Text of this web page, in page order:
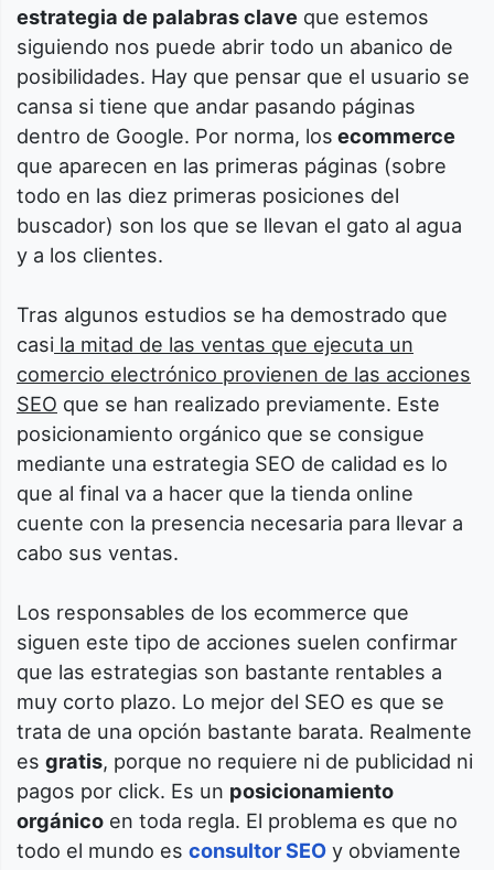
estrategia de palabras clave que estemos
siguiendo nos puede abrir todo un abanico de
posibilidades. Hay que pensar que el usuario se
cansa si tiene que andar pasando páginas
dentro de Google. Por norma, los ecommerce
que aparecen en las primeras páginas (sobre
todo en las diez primeras posiciones del
buscador) son los que se llevan el gato al agua
y a los clientes.
Tras algunos estudios se ha demostrado que
casi la mitad de las ventas que ejecuta un
comercio electrónico provienen de las acciones
SEO que se han realizado previamente. Este
posicionamiento orgánico que se consigue
mediante una estrategia SEO de calidad es lo
que al final va a hacer que la tienda online
cuente con la presencia necesaria para llevar a
cabo sus ventas.
Los responsables de los ecommerce que
siguen este tipo de acciones suelen confirmar
que las estrategias son bastante rentables a
muy corto plazo. Lo mejor del SEO es que se
trata de una opción bastante barata. Realmente
es gratis, porque no requiere ni de publicidad ni
pagos por click. Es un posicionamiento
orgánico en toda regla. El problema es que no
todo el mundo es consultor SEO y obviamente